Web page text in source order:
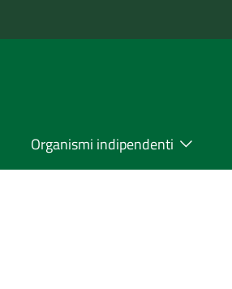
Organismi indipendenti